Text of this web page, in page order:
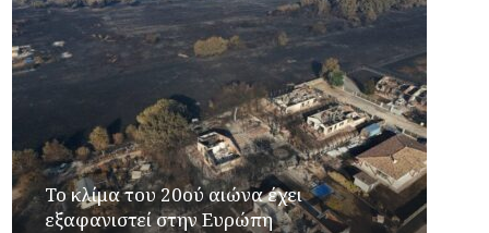
Το κλίμα του 20ού αιώνα έχει
εξαφανιστεί στην Ευρώπη